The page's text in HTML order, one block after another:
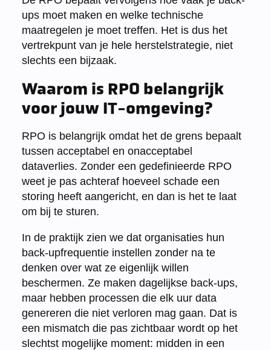
ups moet maken en welke technische
maatregelen je moet treffen. Het is dus het
vertrekpunt van je hele herstelstrategie, niet
slechts een bijzaak.
Waarom is RPO belangrijk
voor jouw IT-omgeving?
RPO is belangrijk omdat het de grens bepaalt
tussen acceptabel en onacceptabel
dataverlies. Zonder een gedefinieerde RPO
weet je pas achteraf hoeveel schade een
storing heeft aangericht, en dan is het te laat
om bij te sturen.
In de praktijk zien we dat organisaties hun
back-upfrequentie instellen zonder na te
denken over wat ze eigenlijk willen
beschermen. Ze maken dagelijkse back-ups,
maar hebben processen die elk uur data
genereren die niet verloren mag gaan. Dat is
een mismatch die pas zichtbaar wordt op het
slechtst mogelijke moment: midden in een